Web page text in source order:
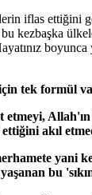
iflas ettiğini
kezbaşka
boyunca
için tek formül
etmeyi,
akıl
yani
bu